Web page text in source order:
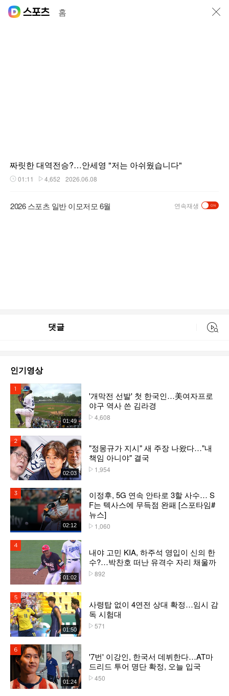
홈
짜릿한 대역전승?…안세영 "저는 아쉬웠습니다"
01:11 4,652 2026.06.08
2026 스포츠 일반 이모저모 6월 연속재생
댓글
인기영상
01:49
'개막전 선발' 첫 한국인…美여자프로
야구 역사 쓴 김라경
4,608
02:03
"정몽규가 지시" 새 주장 나왔다…"내
책임 아니야" 결국
1,954
02:12
이정후, 5G 연속 안타로 3할 사수… S
F는 텍사스에 무득점 완패 [스포타임#
뉴스]
1,060
01:02
내야 고민 KIA, 하주석 영입이 신의 한
수?…박찬호 떠난 유격수 자리 채울까
892
01:50
사령탑 없이 4연전 상대 확정…임시 감
독 시험대
571
01:24
'7번' 이강인, 한국서 데뷔한다…AT마
드리드 투어 명단 확정, 오늘 입국
450